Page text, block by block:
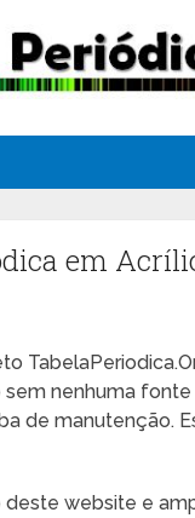
em
nenhuma fonte
de manutenção.
deste website e